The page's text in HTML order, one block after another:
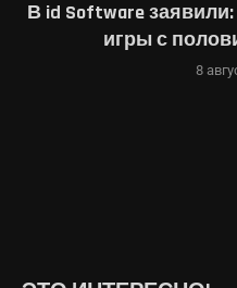
В id Software
игры с
8